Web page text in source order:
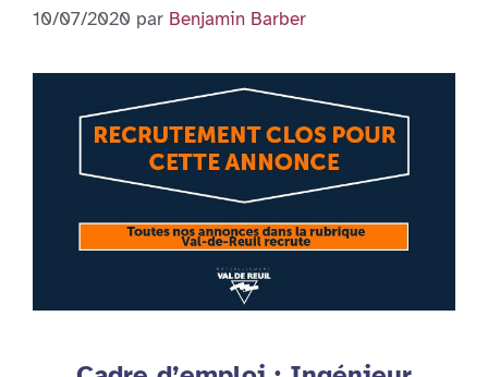
10/07/2020 par Benjamin Barber